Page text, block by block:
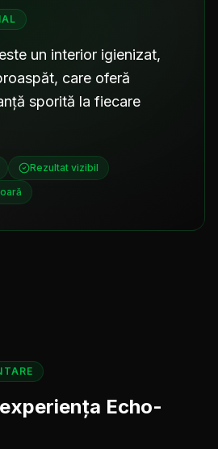
un interior igienizat,
care oferă
sporită la fiecare
Rezultat vizibil
Echo-